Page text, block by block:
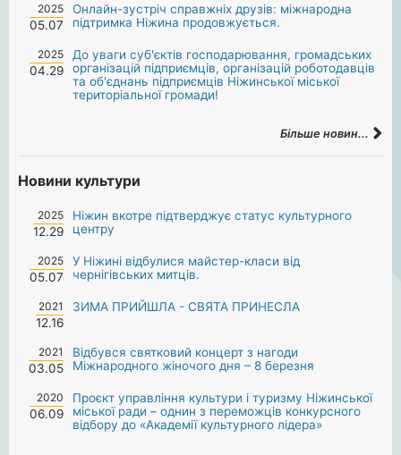
2025
05.07
Онлайн-зустріч справжніх друзів: міжнародна
підтримка Ніжина продовжується.
2025
04.29
До уваги суб'єктів господарювання, громадських
організацій підприємців, організацій роботодавців
та об'єднань підприємців Ніжинської міської
територіальної громади!
Більше новин...
Новини культури
2025
12.29
Ніжин вкотре підтверджує статус культурного
центру
2025
05.07
У Ніжині відбулися майстер-класи від
чернігівських митців.
2021
12.16
ЗИМА ПРИЙШЛА - СВЯТА ПРИНЕСЛА
2021
03.05
Відбувся святковий концерт з нагоди
Міжнародного жіночого дня – 8 березня
2020
06.09
Проєкт управління культури і туризму Ніжинської
міської ради – однин з переможців конкурсного
відбору до «Академії культурного лідера»